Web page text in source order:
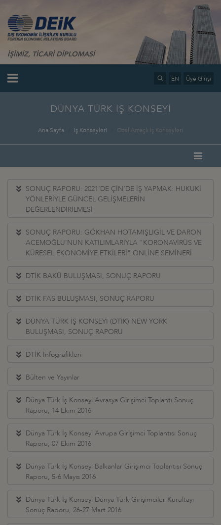
İŞİMİZ, TİCARİ DİPLOMASİ
EN Üye Girişi
DÜNYA TÜRK İŞ KONSEYİ
Ana Sayfa İş Konseyleri Özel Amaçlı İş Konseyleri
SONUÇ RAPORU: 2021’DE ÇİN’DE İŞ YAPMAK: HUKUKİ
YÖNLERİYLE GÜNCEL GELİŞMELERİN
DEĞERLENDİRİLMESİ
SONUÇ RAPORU: GÖKHAN HOTAMIŞLIGİL VE DARON
ACEMOĞLU'NUN KATILIMLARIYLA "KORONAVİRÜS VE
KÜRESEL EKONOMİYE ETKİLERİ" ONLİNE SEMİNERİ
DTİK BAKÜ BULUŞMASI, SONUÇ RAPORU
DTİK FAS BULUŞMASI, SONUÇ RAPORU
DÜNYA TÜRK İŞ KONSEYİ (DTİK) NEW YORK
BULUŞMASI, SONUÇ RAPORU
DTİK İnfografikleri
Bülten ve Yayınlar
Dünya Türk İş Konseyi Avrasya Girişimci Toplantı Sonuç
Raporu, 14 Ekim 2016
Dünya Türk İş Konseyi Avrupa Girişimci Toplantısı Sonuç
Raporu, 07 Ekim 2016
Dünya Türk İş Konseyi Balkanlar Girişimci Toplantısı Sonuç
Raporu, 5-6 Mayıs 2016
Dünya Türk İş Konseyi Dünya Türk Girişimciler Kurultayı
Sonuç Raporu, 26-27 Mart 2016